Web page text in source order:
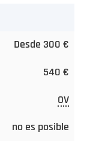
Desde 300 €
540 €
OV
no es posible